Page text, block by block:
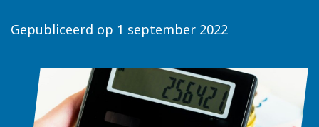
Gepubliceerd op 1 september 2022